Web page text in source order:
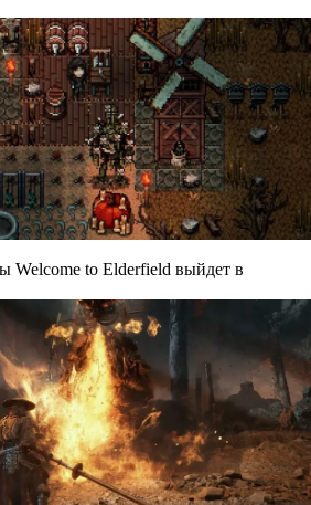
Welcome to Elderfield выйдет в